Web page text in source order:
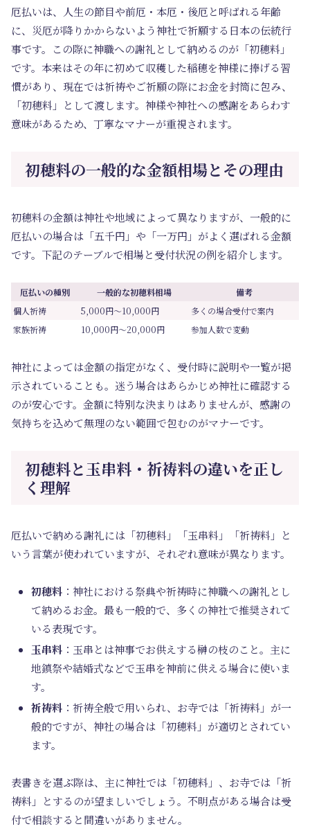
厄払いは、人生の節目や前厄・本厄・後厄と呼ばれる年齢
に、災厄が降りかからないよう神社で祈願する日本の伝統行
事です。この際に神職への謝礼として納めるのが「初穂料」
です。本来はその年に初めて収穫した稲穂を神様に捧げる習
慣があり、現在では祈祷やご祈願の際にお金を封筒に包み、
「初穂料」として渡します。神様や神社への感謝をあらわす
意味があるため、丁寧なマナーが重視されます。
初穂料の一般的な金額相場とその理由
初穂料の金額は神社や地域によって異なりますが、一般的に
厄払いの場合は「五千円」や「一万円」がよく選ばれる金額
です。下記のテーブルで相場と受付状況の例を紹介します。
厄払いの種別 一般的な初穂料相場
備考
個人祈祷
5,000円～10,000円
多くの場合受付で案内
家族祈祷
10,000円～20,000円 参加人数で変動
神社によっては金額の指定がなく、受付時に説明や一覧が掲
示されていることも。迷う場合はあらかじめ神社に確認する
のが安心です。金額に特別な決まりはありませんが、感謝の
気持ちを込めて無理のない範囲で包むのがマナーです。
初穂料と玉串料・祈祷料の違いを正し
く理解
厄払いで納める謝礼には「初穂料」「玉串料」「祈祷料」と
いう言葉が使われていますが、それぞれ意味が異なります。
初穂料 ：神社における祭典や祈祷時に神職への謝礼とし
て納めるお金。最も一般的で、多くの神社で推奨されて
いる表現です。
玉串料 ：玉串とは神事でお供えする榊の枝のこと。主に
地鎮祭や結婚式などで玉串を神前に供える場合に使いま
す。
祈祷料 ：祈祷全般で用いられ、お寺では「祈祷料」が一
般的ですが、神社の場合は「初穂料」が適切とされてい
ます。
表書きを選ぶ際は、主に神社では「初穂料」、お寺では「祈
祷料」とするのが望ましいでしょう。不明点がある場合は受
付で相談すると間違いがありません。